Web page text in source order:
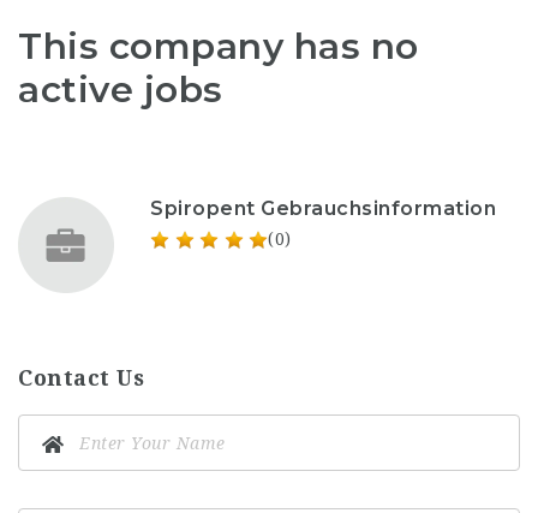
This company has no
active jobs
Spiropent Gebrauchsinformation
(0)
Contact Us